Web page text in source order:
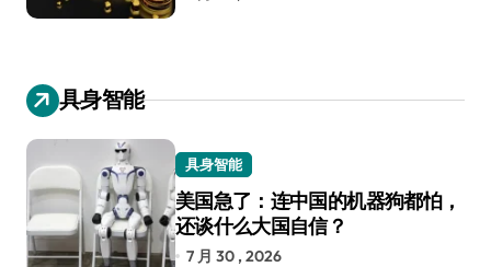
具身智能
具身智能
美国急了：连中国的机器狗都怕，
还谈什么大国自信？
7 月 30 , 2026